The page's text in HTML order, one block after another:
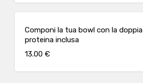
Componi la tua bowl con la doppia
proteina inclusa
13.00 €